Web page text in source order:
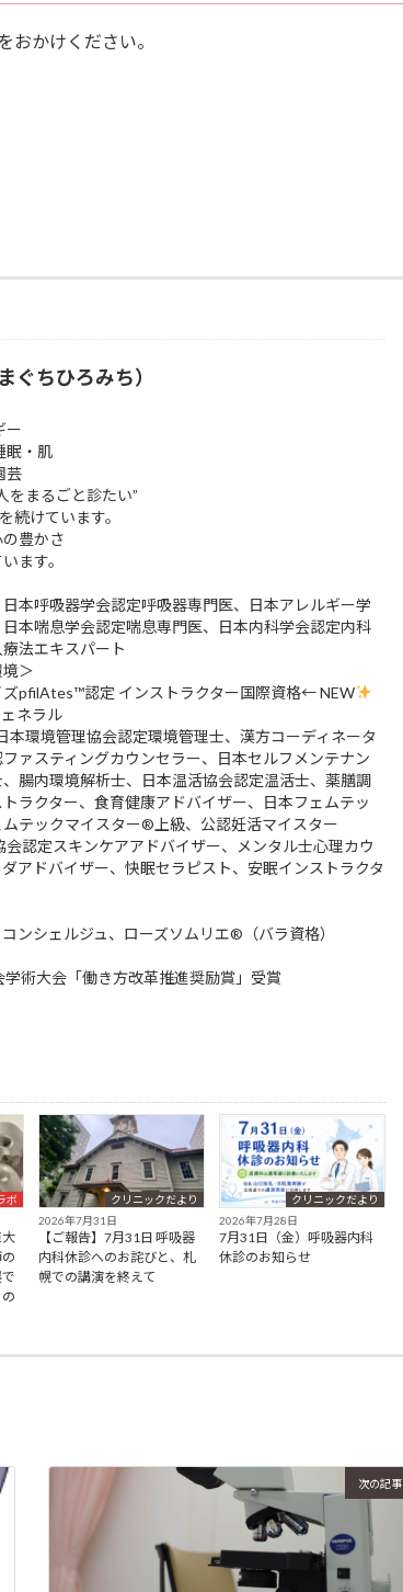
おかけください。
ぐちひろみち）
ー
眠・肌
芸
をまるごと診たい”
けています。
豊かさ
ます。
本呼吸器学会認定呼吸器専門医、日本アレルギー学
本喘息学会認定喘息専門医、日本内科学会認定内科
法エキスパート
＞
pfilAtes™認定 インストラクター国際資格← NEW
ネラル
本環境管理協会認定環境管理士、漢方コーディネータ
ァスティングカウンセラー、日本セルフメンテナン
腸内環境解析士、日本温活協会認定温活士、薬膳調
ラクター、食育健康アドバイザー、日本フェムテッ
テックマイスター®上級、公認妊活マイスター
認定スキンケアアドバイザー、メンタル士心理カウ
アドバイザー、快眠セラピスト、安眠インストラクタ
ンシェルジュ、ローズソムリエ®（バラ資格）
術大会「働き方改革推進奨励賞」受賞
ボ
クリニックだより
2026年7月31日
【ご報告】7月31日 呼吸器
内科休診へのお詫びと、札
幌での講演を終えて
クリニックだより
2026年7月28日
7月31日（金）呼吸器内科
休診のお知らせ
次の記事